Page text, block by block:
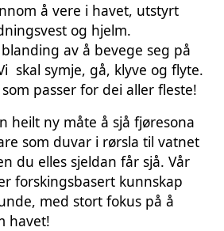
å vere i havet, utstyrt
og hjelm.
av å bevege seg på
skal symje, gå, klyve og flyte.
passer for dei aller fleste!
heilt ny måte å sjå fjøresona
som duvar i rørsla til vatnet
du elles sjeldan får sjå. Vår
forskingsbasert kunnskap
med stort fokus på å
havet!